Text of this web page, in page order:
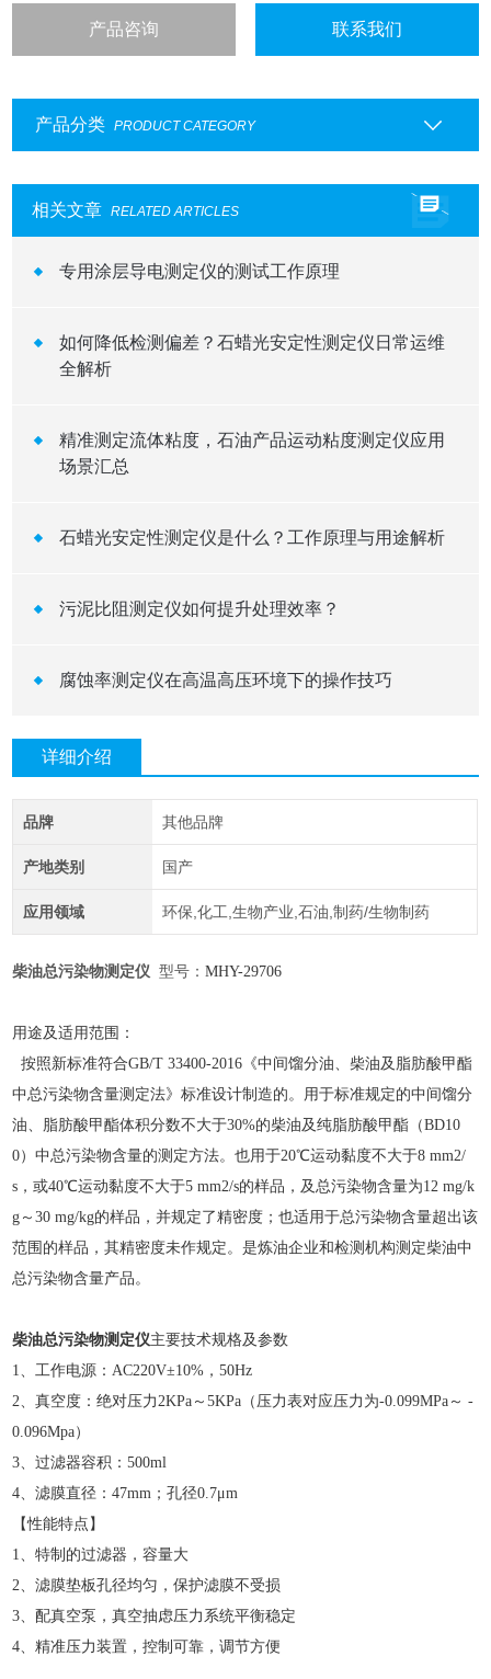
产品咨询 联系我们
产品分类 PRODUCT CATEGORY
相关文章 RELATED ARTICLES
专用涂层导电测定仪的测试工作原理
如何降低检测偏差？石蜡光安定性测定仪日常运维
全解析
精准测定流体粘度，石油产品运动粘度测定仪应用
场景汇总
石蜡光安定性测定仪是什么？工作原理与用途解析
污泥比阻测定仪如何提升处理效率？
腐蚀率测定仪在高温高压环境下的操作技巧
详细介绍
品牌 其他品牌
产地类别 国产
应用领域 环保,化工,生物产业,石油,制药/生物制药
柴油总污染物测定仪 型号：MHY-29706
用途及适用范围：
按照新标准符合GB/T 33400-2016《中间馏分油、柴油及脂肪酸甲酯
中总污染物含量测定法》标准设计制造的。用于标准规定的中间馏分
油、脂肪酸甲酯体积分数不大于30%的柴油及纯脂肪酸甲酯（BD10
0）中总污染物含量的测定方法。也用于20℃运动黏度不大于8 mm2/
s，或40℃运动黏度不大于5 mm2/s的样品，及总污染物含量为12 mg/k
g～30 mg/kg的样品，并规定了精密度；也适用于总污染物含量超出该
范围的样品，其精密度未作规定。是炼油企业和检测机构测定柴油中
总污染物含量产品。
柴油总污染物测定仪主要技术规格及参数
1、工作电源：AC220V±10%，50Hz
2、真空度：绝对压力2KPa～5KPa（压力表对应压力为-0.099MPa～ -
0.096Mpa）
3、过滤器容积：500ml
4、滤膜直径：47mm；孔径0.7μm
【性能特点】
1、特制的过滤器，容量大
2、滤膜垫板孔径均匀，保护滤膜不受损
3、配真空泵，真空抽虑压力系统平衡稳定
4、精准压力装置，控制可靠，调节方便